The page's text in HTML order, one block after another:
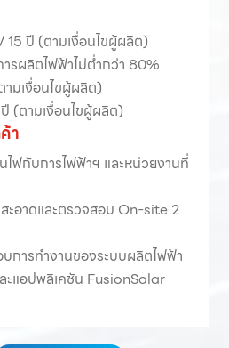
15 ปี (ตามเงื่อนไขผู้ผลิต)
รผลิตไฟฟ้าไม่ต่ำกว่า 80%
ามเงื่อนไขผู้ผลิต)
(ตามเงื่อนไขผู้ผลิต)
า
ไฟกับการไฟฟ้าฯ และหน่วยงานที่
ะอาดและตรวจสอบ On-site 2
การทำงานของระบบผลิตไฟฟ้า
ะแอปพลิเคชัน FusionSolar